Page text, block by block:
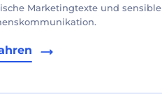
Marketingtexte und sensible